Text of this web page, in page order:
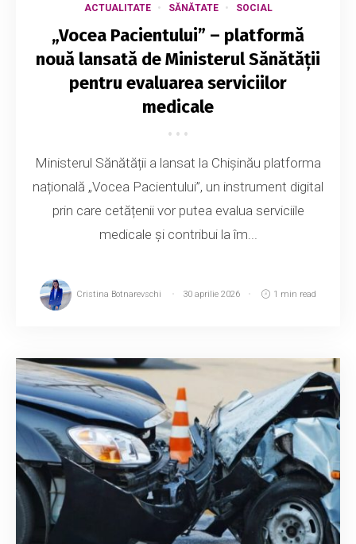
ACTUALITATE SĂNĂTATE SOCIAL
„Vocea Pacientului” – platformă
nouă lansată de Ministerul Sănătății
pentru evaluarea serviciilor
medicale
Ministerul Sănătății a lansat la Chișinău platforma
națională „Vocea Pacientului”, un instrument digital
prin care cetățenii vor putea evalua serviciile
medicale și contribui la îm...
Cristina Botnarevschi 30 aprilie 2026 1 min read